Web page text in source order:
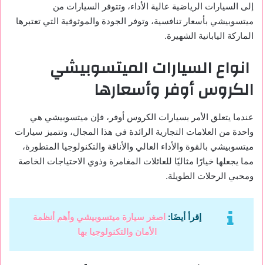
إلى السيارات الرياضية عالية الأداء، وتتوفر السيارات من
ميتسوبيشي بأسعار تنافسية، وتوفر الجودة والموثوقية التي تعتبرها
الماركة اليابانية الشهيرة.
انواع السيارات الميتسوبيشي
الكروس أوفر وأسعارها
عندما يتعلق الأمر بسيارات الكروس أوفر، فإن ميتسوبيشي هي
واحدة من العلامات التجارية الرائدة في هذا المجال، وتتميز سيارات
ميتسوبيشي بالقوة والأداء العالي والأناقة والتكنولوجيا المتطورة،
مما يجعلها خيارًا مثاليًا للعائلات المغامرة وذوي الاحتياجات الخاصة
ومحبي الرحلات الطويلة.
إقرأ أيضَا:اصغر سيارة ميتسوبيشي وأهم أنظمة
الأمان والتكنولوجيا بها